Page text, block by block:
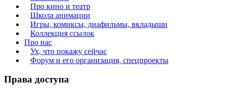
Про кино и театр
Школа анимации
Игры, комиксы, диафильмы, вкладыши
Коллекция ссылок
Про нас
Ух, что покажу сейчас
Форум и его организация, спецпроекты
Права доступа